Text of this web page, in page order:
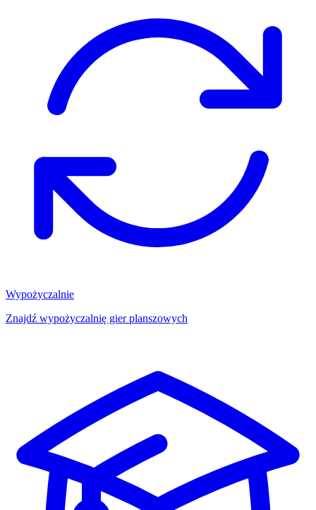
Wypożyczalnie
Znajdź wypożyczalnię gier planszowych